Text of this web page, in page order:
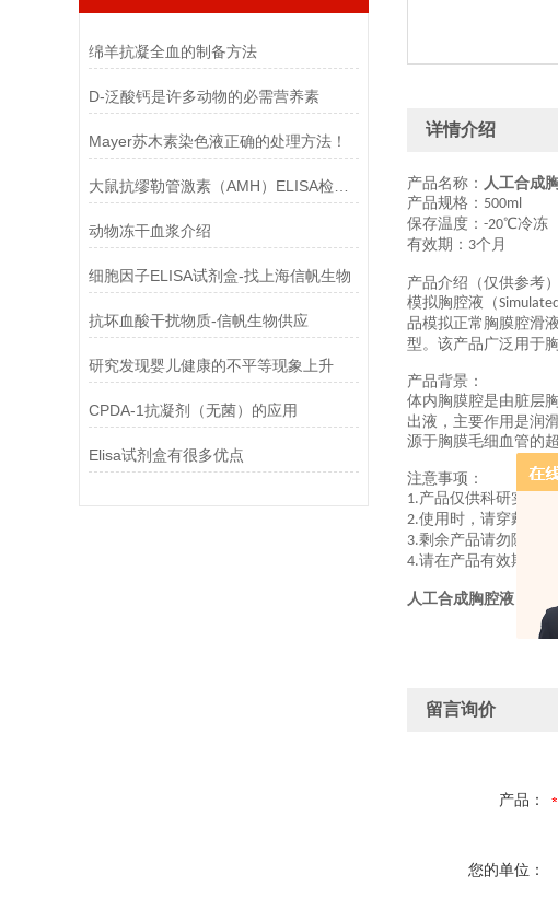
绵羊抗凝全血的制备方法
D-泛酸钙是许多动物的必需营养素
Mayer苏木素染色液正确的处理方法！
动物冻干血浆介绍
细胞因子ELISA试剂盒-找上海信帆生物
抗坏血酸干扰物质-信帆生物供应
研究发现婴儿健康的不平等现象上升
CPDA-1抗凝剂（无菌）的应用
Elisa试剂盒有很多优点
详情介绍
产品名称： 人工合成
产品规格： 500ml
保存温度： -20℃冷冻
有效期： 3个月
产品介绍（仅供参考）
模拟胸腔液（
品模拟正常胸膜腔滑
型。该产品广泛用于
产品背景：
体内胸膜腔是由脏层
出液，主要作用是润
源于胸膜毛细血管的
注意事项：
1.产品仅供科研实验
2.使用时，请穿戴好
3.剩余产品请勿随意
4.请在产品有效期限
人工合成胸腔液
留言询价
产品：
您的单位：